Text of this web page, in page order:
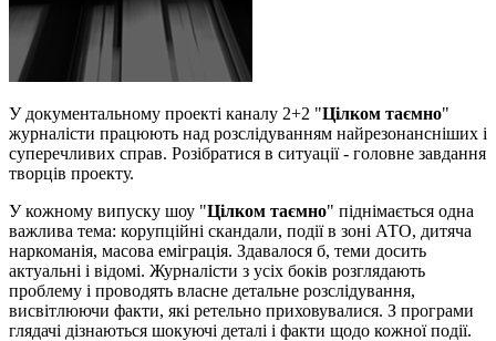
У документальному проекті каналу 2+2 "Цілком таємно"
журналісти працюють над розслідуванням найрезонансніших і
суперечливих справ. Розібратися в ситуації - головне завдання
творців проекту.
У кожному випуску шоу "Цілком таємно" піднімається одна
важлива тема: корупційні скандали, події в зоні АТО, дитяча
наркоманія, масова еміграція. Здавалося б, теми досить
актуальні і відомі. Журналісти з усіх боків розглядають
проблему і проводять власне детальне розслідування,
висвітлюючи факти, які ретельно приховувалися. З програми
глядачі дізнаються шокуючі деталі і факти щодо кожної події.